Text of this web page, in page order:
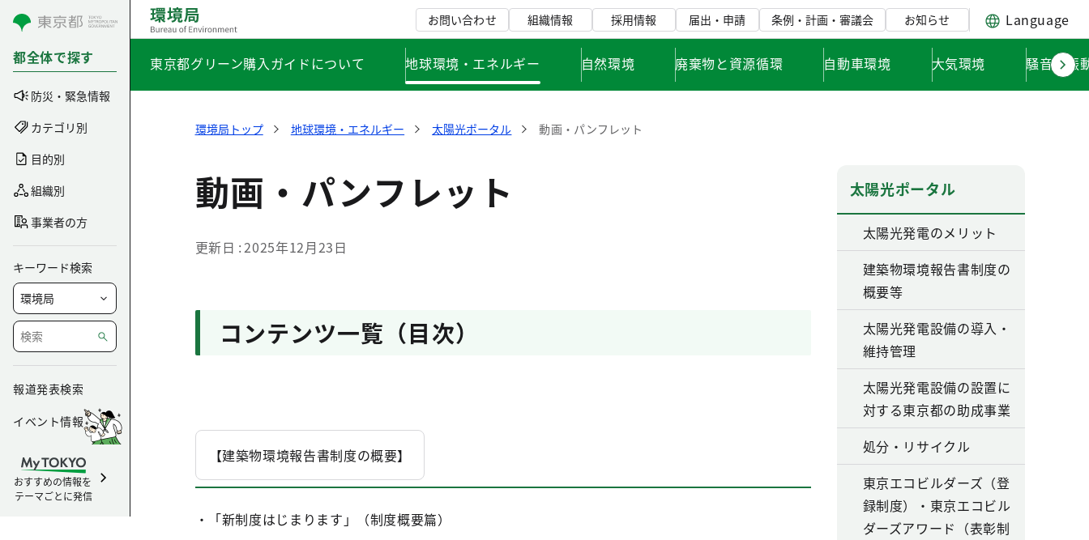
コンテンツにスキップ
都全体で探す
防災・緊急情報
カテゴリ別
目的別
組織別
事業者の方
キーワード検索
報道発表検索
イベント情報
おすすめの情報を
テーマごとに発信
お問い合わせ 組織情報 採用情報 届出・申請 条例・計画・審議会 お知らせ Language
東京都グリーン購入ガイドについて 地球環境・エネルギー 自然環境 廃棄物と資源循環 自動車環境 大気環境 騒音・振
環境局トップ 地球環境・エネルギー 太陽光ポータル 動画・パンフレット
動画・パンフレット
更新日 2025年12月23日
コンテンツ一覧（目次）
【建築物環境報告書制度の概要】
・「新制度はじまります」（制度概要篇）
太陽光ポータル
太陽光発電のメリット
建築物環境報告書制度の
概要等
太陽光発電設備の導入・
維持管理
太陽光発電設備の設置に
対する東京都の助成事業
処分・リサイクル
東京エコビルダーズ（登
録制度）・東京エコビル
ダーズアワード（表彰制